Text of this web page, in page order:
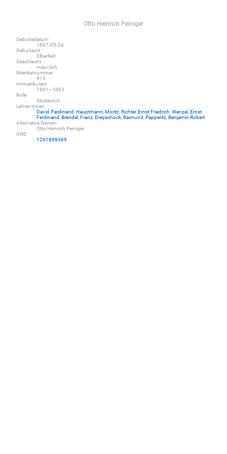
Otto Heinrich Peiniger
Geburtsdatum
1847-05-04
Geburtsort
Elberfeld
Geschlecht
männlich
Matrikelnummer
913
Immatrikuliert
1861–1863
Rolle
Student/in
Lehrer/innen
David, Ferdinand Hauptmann, Moritz Richter, Ernst Friedrich Wenzel, Ernst
Ferdinand Brendel, Franz Dreyschock, Raimund Papperitz, Benjamin Robert
Alternative Namen
Otto Heinrich Peiniger
GND
1261899369